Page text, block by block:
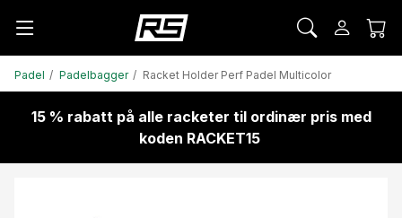
Padel Padelbagger Racket Holder Perf Padel Multicolor
15 % rabatt på alle racketer til ordinær pris med
koden RACKET15